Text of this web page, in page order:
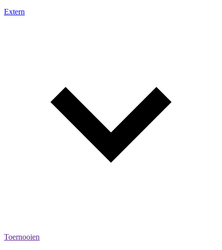
Extern
Toernooien